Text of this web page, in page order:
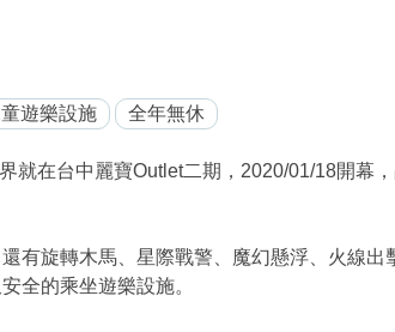
遊樂設施 全年無休
就在台中麗寶Outlet二期，2020/01/18開幕
有旋轉木馬、星際戰警、魔幻懸浮、火線出
全的乘坐遊樂設施。